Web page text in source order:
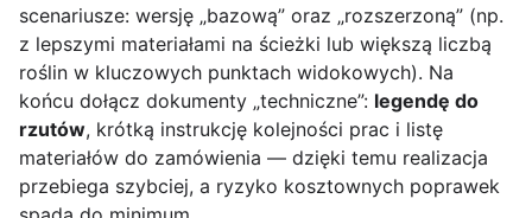
scenariusze: wersję „bazową” oraz „rozszerzoną” (np.
z lepszymi materiałami na ścieżki lub większą liczbą
roślin w kluczowych punktach widokowych). Na
końcu dołącz dokumenty „techniczne”: legendę do
rzutów, krótką instrukcję kolejności prac i listę
materiałów do zamówienia — dzięki temu realizacja
przebiega szybciej, a ryzyko kosztownych poprawek